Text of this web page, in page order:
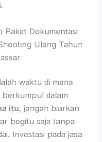
Paket Dokumentasi
Ulang Tahun
waktu di mana
dalam
itu, jangan biarkan
begitu saja tanpa
Investasi pada jasa